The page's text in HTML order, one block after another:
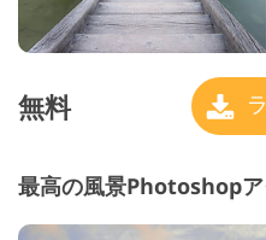
無料
最高の風景Photoshop